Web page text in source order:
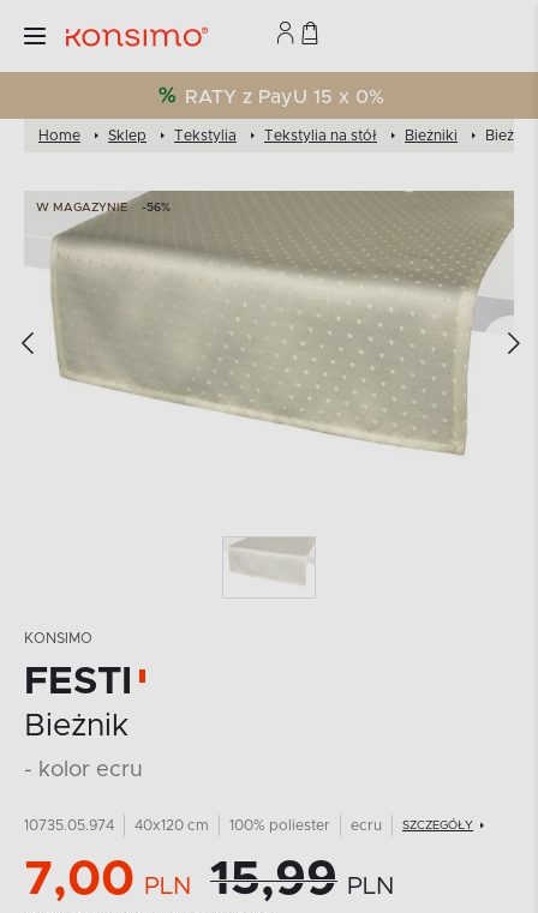
RATY z PayU 15 x 0%
Home Sklep Tekstylia Tekstylia na stół Bieżniki Bieżnik
W MAGAZYNIE -56%
KONSIMO
FESTI
Bieżnik
- kolor ecru
10735.05.974 40x120 cm 100% poliester ecru SZCZEGÓŁY
7,00 PLN 15,99 PLN